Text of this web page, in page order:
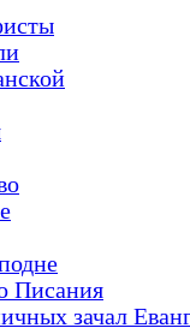
Писания
зачал